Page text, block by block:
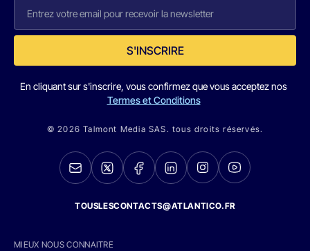
S'INSCRIRE
En cliquant sur s'inscrire, vous confirmez que vous acceptez nos
Termes et Conditions
© 2026 Talmont Media SAS. tous droits réservés.
TOUSLESCONTACTS@ATLANTICO.FR
MIEUX NOUS CONNAITRE